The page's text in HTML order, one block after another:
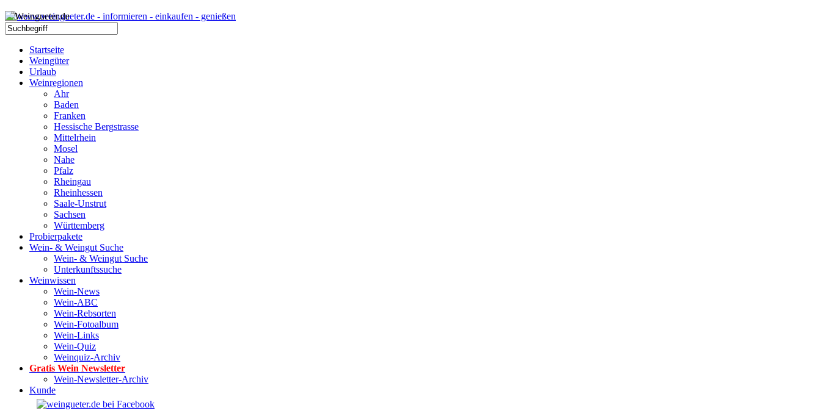
Startseite
Weingüter
Urlaub
Weinregionen
Ahr
Baden
Franken
Hessische Bergstrasse
Mittelrhein
Mosel
Nahe
Pfalz
Rheingau
Rheinhessen
Saale-Unstrut
Sachsen
Württemberg
Probierpakete
Wein- & Weingut Suche
Wein- & Weingut Suche
Unterkunftssuche
Weinwissen
Wein-News
Wein-ABC
Wein-Rebsorten
Wein-Fotoalbum
Wein-Links
Wein-Quiz
Weinquiz-Archiv
Gratis Wein Newsletter
Wein-Newsletter-Archiv
Kunde